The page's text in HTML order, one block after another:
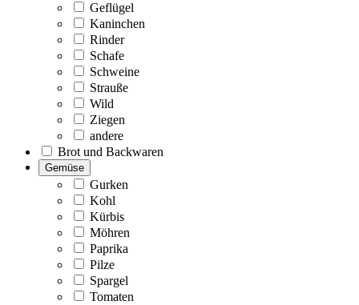
Geflügel
Kaninchen
Rinder
Schafe
Schweine
Strauße
Wild
Ziegen
andere
Brot und Backwaren
Gemüse
Gurken
Kohl
Kürbis
Möhren
Paprika
Pilze
Spargel
Tomaten